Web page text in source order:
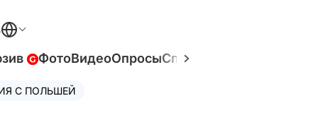
ФотоВидеоОпросыСпецпроекты
С ПОЛЬШЕЙ